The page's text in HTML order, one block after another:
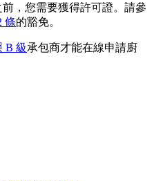
，您需要獲得許可證。請參
條的豁免。
B 級承包商才能在線申請廚